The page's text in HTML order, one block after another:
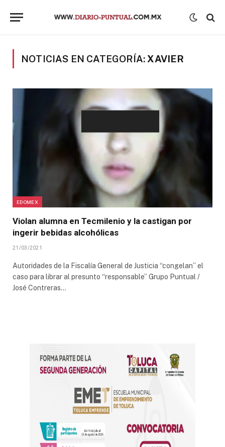
NOTICIAS EN CATEGORÍA: XAVIER
EDOMEX
Violan alumna en Tecmilenio y la castigan por
ingerir bebidas alcohólicas
21/03/2021
Autoridades de la Fiscalía General de Justicia “congelan” el
caso para librar al presunto “responsable” Grupo Puntual /
José Contreras…